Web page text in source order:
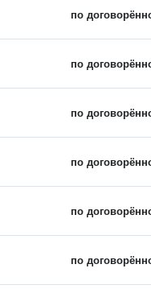
по
по
по
по
по
по